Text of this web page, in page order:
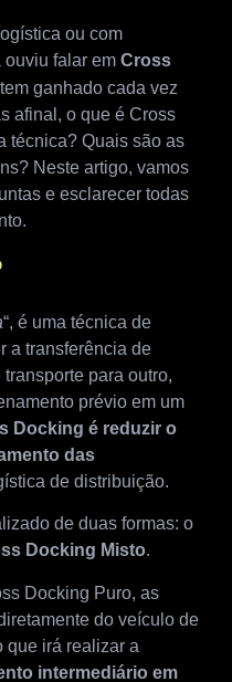
ou com
ouviu falar em Cross
ganhado cada vez
afinal, o que é Cross
técnica? Quais são as
Neste artigo, vamos
e esclarecer todas
“, é uma técnica de
a transferência de
para outro,
prévio em um
Docking é reduzir o
das
de distribuição.
de duas formas: o
Docking Misto.
Docking Puro, as
do veículo de
que irá realizar a
intermediário em